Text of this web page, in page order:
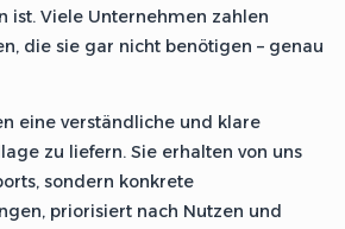
ist. Viele Unternehmen zahlen
die sie gar nicht benötigen – genau
eine verständliche und klare
zu liefern. Sie erhalten von uns
sondern konkrete
priorisiert nach Nutzen und